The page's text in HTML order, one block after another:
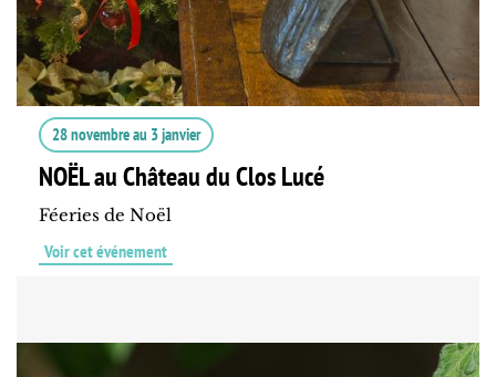
28 novembreau 3 janvier
NOËL au Château du Clos Lucé
Féeries de Noël
Voir cet événement